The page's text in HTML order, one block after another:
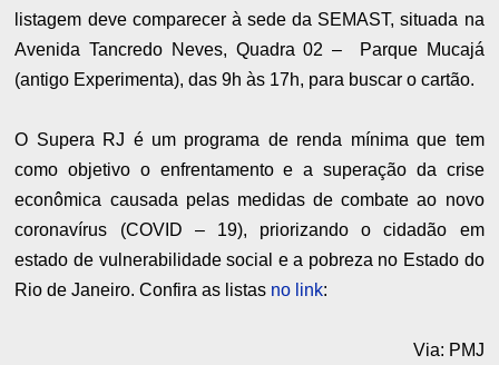
listagem deve comparecer à sede da SEMAST, situada na
Avenida Tancredo Neves, Quadra 02 – Parque Mucajá
(antigo Experimenta), das 9h às 17h, para buscar o cartão.
O Supera RJ é um programa de renda mínima que tem
como objetivo o enfrentamento e a superação da crise
econômica causada pelas medidas de combate ao novo
coronavírus (COVID – 19), priorizando o cidadão em
estado de vulnerabilidade social e a pobreza no Estado do
Rio de Janeiro. Confira as listas no link:
Via: PMJ